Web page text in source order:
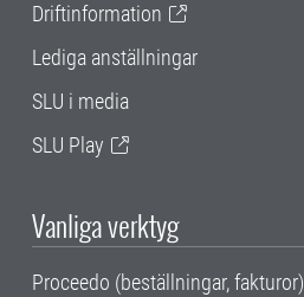
Driftinformation
Lediga anställningar
SLU i media
SLU Play
Vanliga verktyg
Proceedo (beställningar, fakturor)